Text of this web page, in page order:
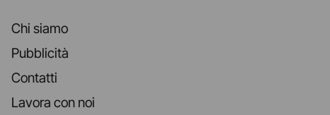
Chi siamo
Pubblicità
Contatti
Lavora con noi